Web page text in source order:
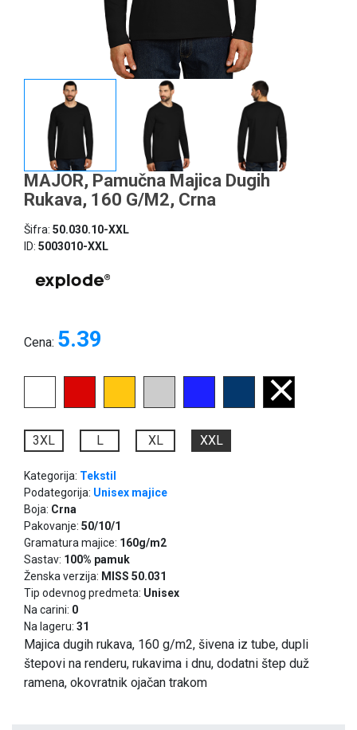
MAJOR, Pamučna Majica Dugih
Rukava, 160 G/m2, Crna
Šifra: 50.030.10-XXL
ID: 5003010-XXL
Cena: 5.39
3XL L XL XXL
Kategorija: Tekstil
Podategorija: Unisex majice
Boja: Crna
Pakovanje: 50/10/1
Gramatura majice: 160g/m2
Sastav: 100% pamuk
Ženska verzija: MISS 50.031
Tip odevnog predmeta: Unisex
Na carini: 0
Na lageru: 31
Majica dugih rukava, 160 g/m2, šivena iz tube, dupli
štepovi na renderu, rukavima i dnu, dodatni štep duž
ramena, okovratnik ojačan trakom